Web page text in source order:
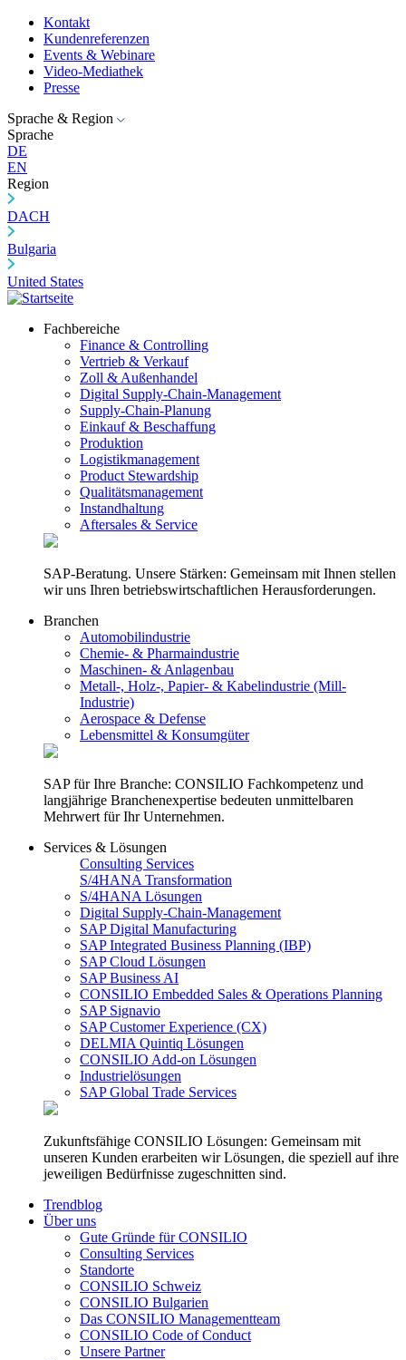
Kontakt
Kundenreferenzen
Events & Webinare
Video-Mediathek
Presse
Sprache & Region
Sprache
DE
EN
Region
DACH
Bulgaria
United States
Fachbereiche
Finance & Controlling
Vertrieb & Verkauf
Zoll & Außenhandel
Digital Supply-Chain-Management
Supply-Chain-Planung
Einkauf & Beschaffung
Produktion
Logistikmanagement
Product Stewardship
Qualitätsmanagement
Instandhaltung
Aftersales & Service
SAP-Beratung. Unsere Stärken: Gemeinsam mit Ihnen stellen
wir uns Ihren betriebswirtschaftlichen Herausforderungen.
Branchen
Automobilindustrie
Chemie- & Pharmaindustrie
Maschinen- & Anlagenbau
Metall-, Holz-, Papier- & Kabelindustrie (Mill-
Industrie)
Aerospace & Defense
Lebensmittel & Konsumgüter
SAP für Ihre Branche: CONSILIO Fachkompetenz und
langjährige Branchenexpertise bedeuten unmittelbaren
Mehrwert für Ihr Unternehmen.
Services & Lösungen
Consulting Services
S/4HANA Transformation
S/4HANA Lösungen
Digital Supply-Chain-Management
SAP Digital Manufacturing
SAP Integrated Business Planning (IBP)
SAP Cloud Lösungen
SAP Business AI
CONSILIO Embedded Sales & Operations Planning
SAP Signavio
SAP Customer Experience (CX)
DELMIA Quintiq Lösungen
CONSILIO Add-on Lösungen
Industrielösungen
SAP Global Trade Services
Zukunftsfähige CONSILIO Lösungen: Gemeinsam mit
unseren Kunden erarbeiten wir Lösungen, die speziell auf ihre
jeweiligen Bedürfnisse zugeschnitten sind.
Trendblog
Über uns
Gute Gründe für CONSILIO
Consulting Services
Standorte
CONSILIO Schweiz
CONSILIO Bulgarien
Das CONSILIO Managementteam
CONSILIO Code of Conduct
Unsere Partner